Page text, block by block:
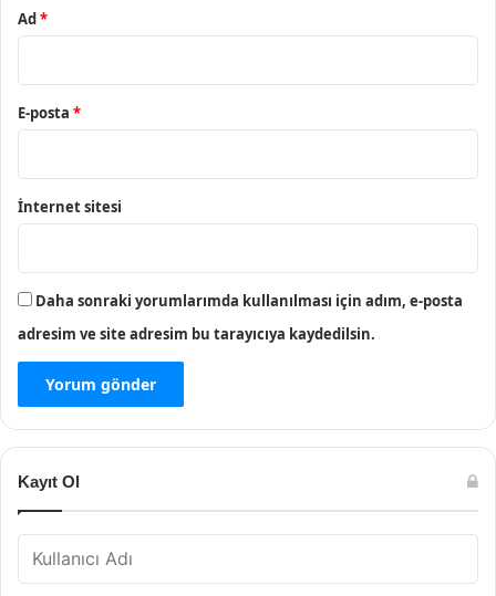
Ad*
E-posta *
İnternet sitesi
Daha sonraki yorumlarımda kullanılması için adım, e-posta
adresim ve site adresim bu tarayıcıya kaydedilsin.
Kayıt Ol